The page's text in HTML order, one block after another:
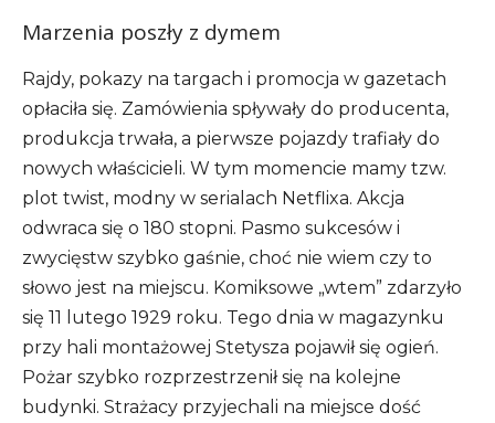
Marzenia poszły z dymem
Rajdy, pokazy na targach i promocja w gazetach
opłaciła się. Zamówienia spływały do producenta,
produkcja trwała, a pierwsze pojazdy trafiały do
nowych właścicieli. W tym momencie mamy tzw.
plot twist, modny w serialach Netflixa. Akcja
odwraca się o 180 stopni. Pasmo sukcesów i
zwycięstw szybko gaśnie, choć nie wiem czy to
słowo jest na miejscu. Komiksowe „wtem” zdarzyło
się 11 lutego 1929 roku. Tego dnia w magazynku
przy hali montażowej Stetysza pojawił się ogień.
Pożar szybko rozprzestrzenił się na kolejne
budynki. Strażacy przyjechali na miejsce dość